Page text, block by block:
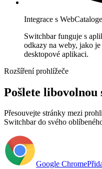
Integrace s
Switchbar funguje s
odkazy na weby, jako
desktopové aplikaci.
Rozšíření prohlížeče
Pošlete
Přesouvejte stránky mezi
Switchbar do svého
Google Chrome